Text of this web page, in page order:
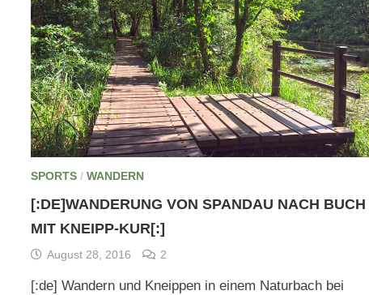
SPORTS /WANDERN
[:DE]WANDERUNG VON SPANDAU NACH BUCH
MIT KNEIPP-KUR[:]
August 28, 2016 2
[:de] Wandern und Kneippen in einem Naturbach bei